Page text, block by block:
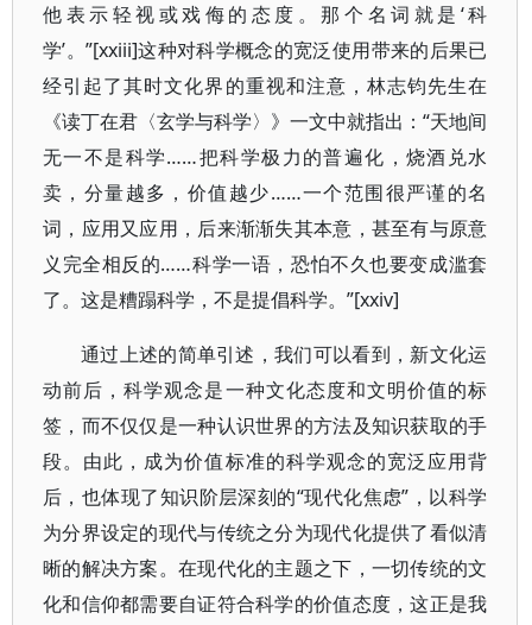
他表示轻视或戏侮的态度。那个名词就是‘科
学’。”[xxiii]这种对科学概念的宽泛使用带来的后果已
经引起了其时文化界的重视和注意，林志钧先生在
《读丁在君〈玄学与科学〉》一文中就指出：“天地间
无一不是科学……把科学极力的普遍化，烧酒兑水
卖，分量越多，价值越少……一个范围很严谨的名
词，应用又应用，后来渐渐失其本意，甚至有与原意
义完全相反的……科学一语，恐怕不久也要变成滥套
了。这是糟蹋科学，不是提倡科学。”[xxiv]
通过上述的简单引述，我们可以看到，新文化运
动前后，科学观念是一种文化态度和文明价值的标
签，而不仅仅是一种认识世界的方法及知识获取的手
段。由此，成为价值标准的科学观念的宽泛应用背
后，也体现了知识阶层深刻的“现代化焦虑”，以科学
为分界设定的现代与传统之分为现代化提供了看似清
晰的解决方案。在现代化的主题之下，一切传统的文
化和信仰都需要自证符合科学的价值态度，这正是我